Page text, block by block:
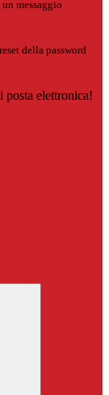
messaggio
della password
posta elettronica!